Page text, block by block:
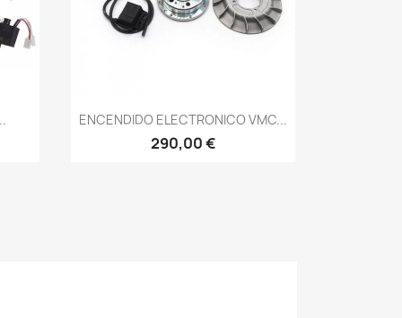
Vista rápida
ENCENDIDO ELECTRONICO VMC...
290,00 €